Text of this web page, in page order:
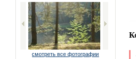
смотреть все фотографии